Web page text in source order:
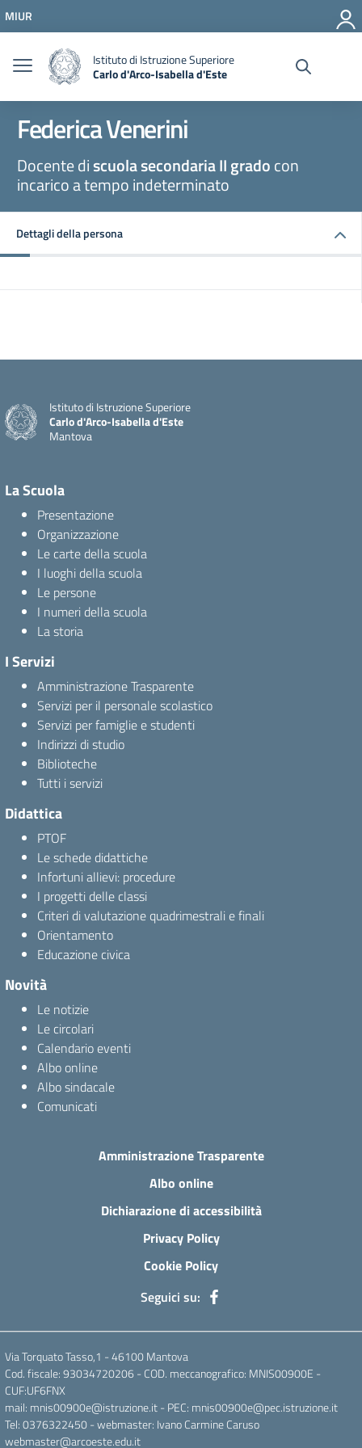
Vai al menu di navigazione
Vai al footer
MIUR
Istituto di Istruzione Superiore
Carlo d'Arco-Isabella d'Este
Federica Venerini
Docente discuola secondaria II gradocon
incarico a tempo indeterminato
Dettagli della persona
Istituto di Istruzione Superiore
Carlo d'Arco-Isabella d'Este
Mantova
La Scuola
Presentazione
Organizzazione
Le carte della scuola
I luoghi della scuola
Le persone
I numeri della scuola
La storia
I Servizi
Amministrazione Trasparente
Servizi per il personale scolastico
Servizi per famiglie e studenti
Indirizzi di studio
Biblioteche
Tutti i servizi
Didattica
PTOF
Le schede didattiche
Infortuni allievi: procedure
I progetti delle classi
Criteri di valutazione quadrimestrali e finali
Orientamento
Educazione civica
Novità
Le notizie
Le circolari
Calendario eventi
Albo online
Albo sindacale
Comunicati
Amministrazione Trasparente
Albo online
Dichiarazione di accessibilità
Privacy Policy
Cookie Policy
Seguici su:
Via Torquato Tasso,1 - 46100 Mantova
Cod. fiscale: 93034720206 - COD. meccanografico: MNIS00900E -
CUF:UF6FNX
mail: mnis00900e@istruzione.it - PEC: mnis00900e@pec.istruzione.it
Tel: 0376322450 - webmaster: Ivano Carmine Caruso
webmaster@arcoeste.edu.it